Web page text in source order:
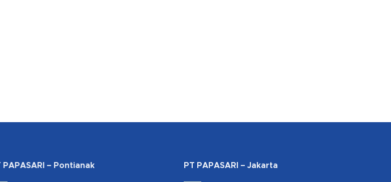
PAPASARI – Pontianak PT PAPASARI – Jakarta